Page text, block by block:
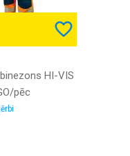
HI-VIS
pēc